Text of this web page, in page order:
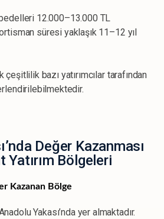
12.000–13.000 TL
süresi yaklaşık 11–12 yıl
bazı yatırımcılar tarafından
Değer Kazanması
Yatırım Bölgeleri
Kazanan Bölge
Yakası’nda yer almaktadır.